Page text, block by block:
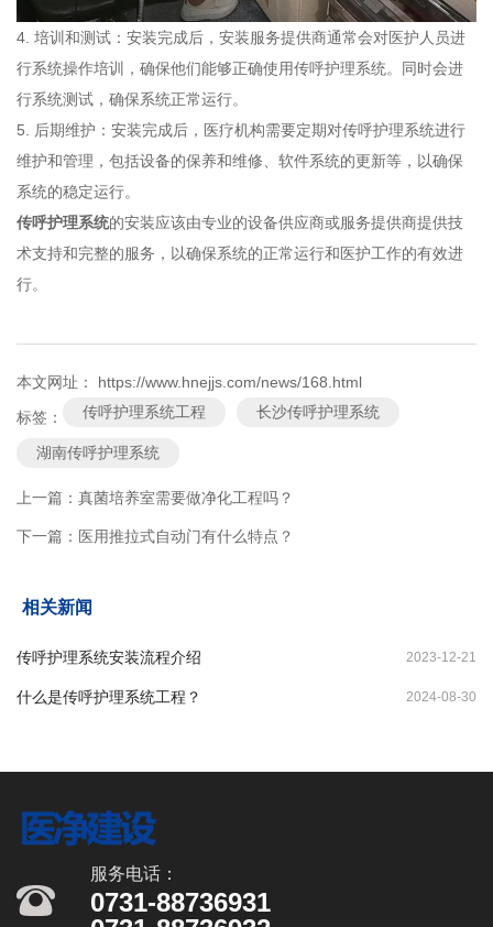
4. 培训和测试：安装完成后，安装服务提供商通常会对医护人员进
行系统操作培训，确保他们能够正确使用传呼护理系统。同时会进
行系统测试，确保系统正常运行。
5. 后期维护：安装完成后，医疗机构需要定期对传呼护理系统进行
维护和管理，包括设备的保养和维修、软件系统的更新等，以确保
系统的稳定运行。
传呼护理系统的安装应该由专业的设备供应商或服务提供商提供技
术支持和完整的服务，以确保系统的正常运行和医护工作的有效进
行。
本文网址： https://www.hnejjs.com/news/168.html
标签： 传呼护理系统工程 长沙传呼护理系统
湖南传呼护理系统
上一篇： 真菌培养室需要做净化工程吗？
下一篇： 医用推拉式自动门有什么特点？
相关新闻
2023-12-21
传呼护理系统安装流程介绍
2024-08-30
什么是传呼护理系统工程？
服务电话：
0731-88736931